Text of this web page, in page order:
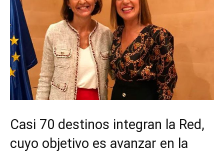
Casi 70 destinos integran la Red,
cuyo objetivo es avanzar en la